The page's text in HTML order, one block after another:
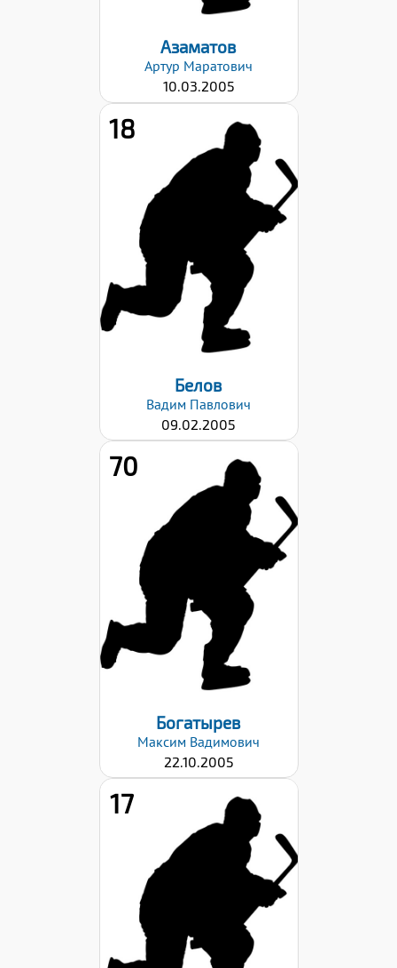
Азаматов
Артур Маратович
10.03.2005
18
Рост:
Правый
Дата заявки:
29.08.2022
Белов
Вадим Павлович
09.02.2005
70
Рост:
Левый
Дата заявки:
29.08.2022
Богатырев
Максим Вадимович
22.10.2005
17
Рост:
Левый